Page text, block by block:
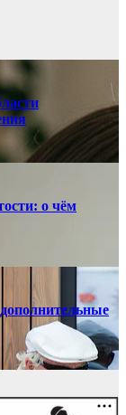
о чём